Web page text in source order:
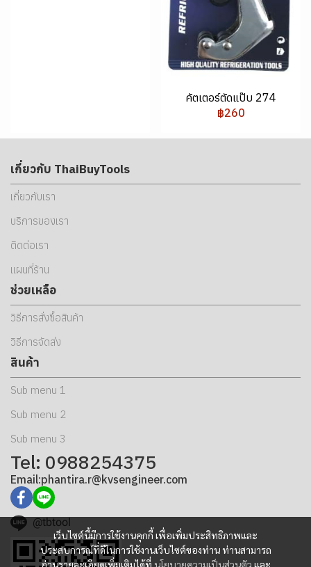
คัตเตอร์ตัดแป๊บ 274
฿260
เว็บไซต์นี้มีการใช้งานคุกกี้ เพื่อเพิ่มประสิทธิภาพและ
ประสบการณ์ที่ดีในการใช้งานเว็บไซต์ของท่าน ท่านสามารถ
อ่านรายละเอียดเพิ่มเติมได้ที่ นโยบายความเป็นส่วนตัว และ
เกี่ยวกับ ThaiBuyTools
เกี่ยวกับเรา
บริการของเรา
ติดต่อเรา
แผนที่ร้าน
ช่วยเหลือ
วิธีการสั่งซื้อสินค้า
วิธีการจัดส่ง
สินค้า
Sub menu 1
Sub menu 2
Sub menu 3
Tel: 0988254375
Email:phantira.r@kvsengineer.com
@tbtool